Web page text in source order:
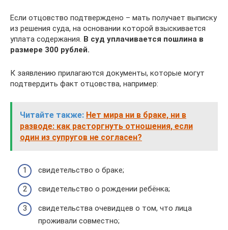
Если отцовство подтверждено – мать получает выписку
из решения суда, на основании которой взыскивается
уплата содержания. В суд уплачивается пошлина в
размере 300 рублей.
К заявлению прилагаются документы, которые могут
подтвердить факт отцовства, например:
Читайте также: Нет мира ни в браке, ни в
разводе: как расторгнуть отношения, если
один из супругов не согласен?
свидетельство о браке;
свидетельство о рождении ребёнка;
свидетельства очевидцев о том, что лица
проживали совместно;